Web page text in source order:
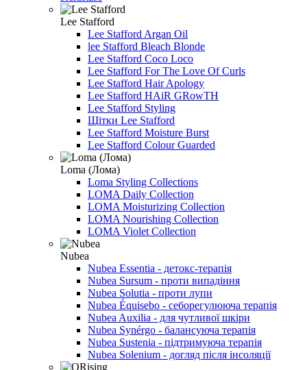
Lee Stafford
Lee Stafford Argan Oil
lee Stafford Bleach Blonde
Lee Stafford Coco Loco
Lee Stafford For The Love Of Curls
Lee Stafford Hair Apology
Lee Stafford HAiR GRowTH
Lee Stafford Styling
Щітки Lee Stafford
Lee Stafford Moisture Burst
Lee Stafford Colour Guarded
Loma (Лома)
Loma Styling Collections
LOMA Daily Collection
LOMA Moisturizing Collection
LOMA Nourishing Collection
LOMA Violet Collection
Nubea
Nubea Essentia - детокс-терапія
Nubea Sursum - проти випадіння
Nubea Solutia - проти лупи
Nubea Équisebo - себорегулююча терапія
Nubea Auxilia - для чутливої шкіри
Nubea Synérgo - балансуюча терапія
Nubea Sustenia - підтримуюча терапія
Nubea Solenium - догляд після інсоляції